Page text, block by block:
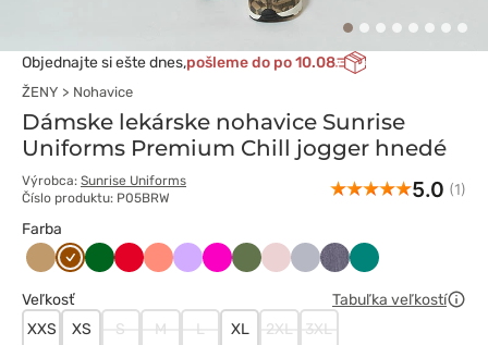
Objednajte si ešte dnes,pošleme do po 10.08
ŽENY Nohavice
Dámske lekárske nohavice Sunrise
Uniforms Premium Chill jogger hnedé
Výrobca: Sunrise Uniforms
Číslo produktu: P05BRW
5.0 (1)
Farba
Beżowy
BrązowyButelkowa
Czerwony
KoralowyLawendowy
MalinowyOliwkowyPastelowy
Popielaty
Szary Zielony
Veľkosť
Tabuľka veľkostí
XXS
XS S M L XL 2XL 3XL